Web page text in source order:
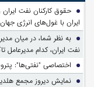
حقوق کارکنان نفت
ایران با غول‌های انرژی جهان
به نظر شما، در میان
نفت ایران، کدام
اختصاصی "نفتی‌ها":
نمایش دیروز مجمع